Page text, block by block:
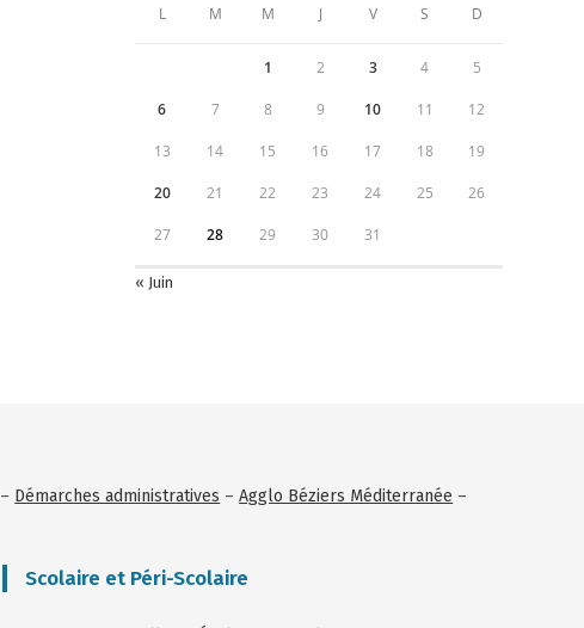
L M M J V S D
1 2 3 4 5
6 7 8 9 10 11 12
13 14 15 16 17 18 19
20 21 22 23 24 25 26
27 28 29 30 31
« Juin
– Démarches administratives –Agglo Béziers Méditerranée –
Scolaire et Péri-Scolaire